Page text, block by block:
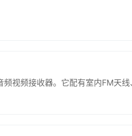
视频接收器。它配有室内FM天